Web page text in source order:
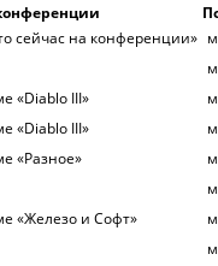
сейчас на конференции»
«Diablo III»
«Diablo III»
«Разное»
«Железо и Софт»